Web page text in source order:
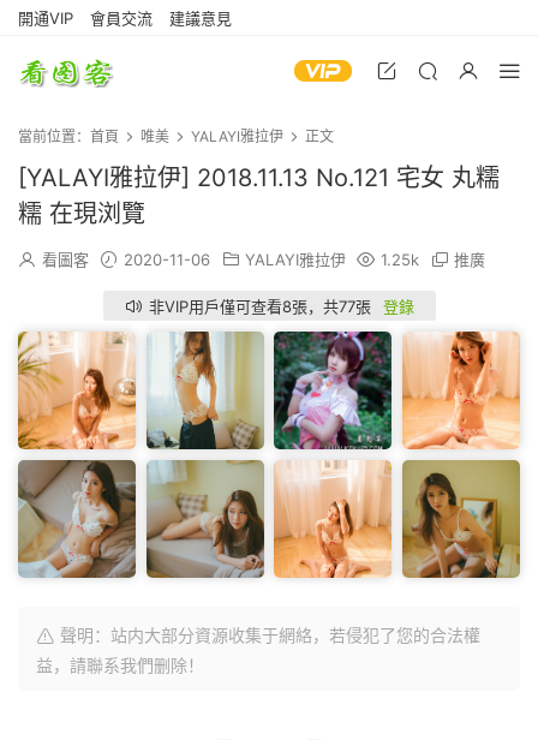
開通VIP 會員交流 建議意見
當前位置： 首頁 唯美 YALAYI雅拉伊 正文
[YALAYI雅拉伊] 2018.11.13 No.121 宅女 丸糯
糯 在現浏覽
看圖客 2020-11-06 YALAYI雅拉伊 1.25k 推廣
非VIP用戶僅可查看8張，共77張 登錄
聲明：站内大部分資源收集于網絡，若侵犯了您的合法權
益，請聯系我們删除！